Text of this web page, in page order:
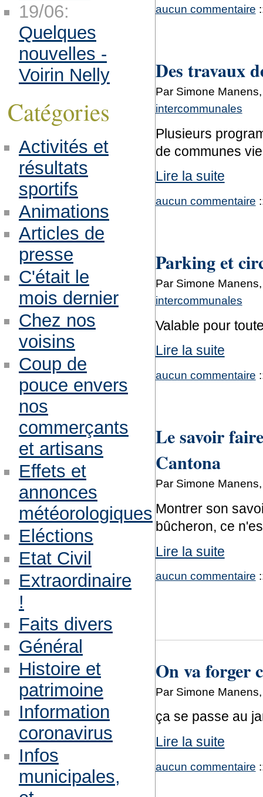
aucun commentaire
Des travaux
Par Simone
intercommunales
Plusieurs
de communes
Lire la suite
aucun commentaire
Parking et
Par Simone
intercommunales
Valable pour
Lire la suite
aucun commentaire
Le savoir
Cantona
Par Simone
Montrer son
bûcheron, ce
Lire la suite
aucun commentaire
On va forger
Par Simone
ça se passe au
Lire la suite
aucun commentaire
19/06:
Quelques
nouvelles -
Voirin Nelly
Catégories
Activités et
résultats
sportifs
Animations
Articles de
presse
C'était le
mois dernier
Chez nos
voisins
Coup de
pouce envers
nos
commerçants
et artisans
Effets et
annonces
météorologiques
Eléctions
Etat Civil
Extraordinaire
!
Faits divers
Général
Histoire et
patrimoine
Information
coronavirus
Infos
municipales,